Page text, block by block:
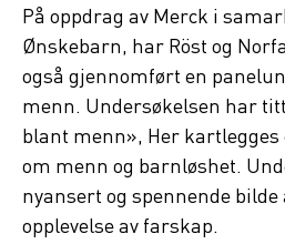
På oppdrag av Merck i
Ønskebarn, har Röst og
også gjennomført en
menn. Undersøkelsen har
blant menn», Her
om menn og barnløshet.
nyansert og spennende bilde
opplevelse av farskap.